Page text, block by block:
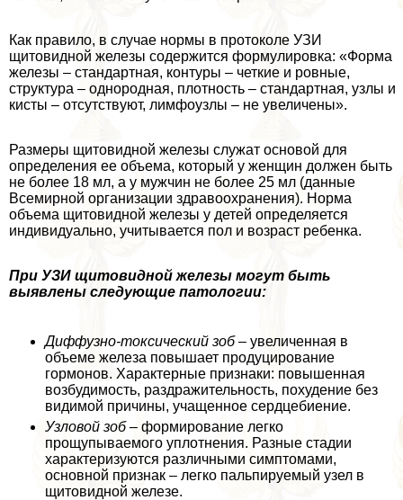
Как правило, в случае нормы в протоколе УЗИ
щитовидной железы содержится формулировка: «Форма
железы – стандартная, контуры – четкие и ровные,
структура – однородная, плотность – стандартная, узлы и
кисты – отсутствуют, лимфоузлы – не увеличены».
Размеры щитовидной железы служат основой для
определения ее объема, который у женщин должен быть
не более 18 мл, а у мужчин не более 25 мл (данные
Всемирной организации здравоохранения). Норма
объема щитовидной железы у детей определяется
индивидуально, учитывается пол и возраст ребенка.
При УЗИ щитовидной железы могут быть
выявлены следующие патологии:
Диффузно-токсический зоб– увеличенная в
объеме железа повышает продуцирование
гормонов. Хаpaктерные признаки: повышенная
возбудимость, раздражительность, похудение без
видимой причины, учащенное сердцебиение.
Узловой зоб– формирование легко
прощупываемого уплотнения. Разные стадии
хаpaктеризуются различными симптомами,
основной признак – легко пальпируемый узел в
щитовидной железе.